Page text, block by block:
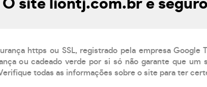
O site liontj.com.br é
https ou SSL, registrado pela empresa Google
ou cadeado verde por si só não garante que um
todas as informações sobre o site para ter